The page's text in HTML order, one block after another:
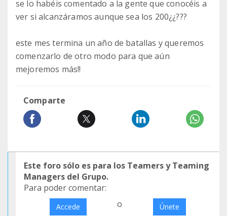
se lo habéis comentado a la gente que conocéis a
ver si alcanzáramos aunque sea los 200¿¿???
este mes termina un año de batallas y queremos
comenzarlo de otro modo para que aún
mejoremos más!!
Comparte
Este foro sólo es para los Teamers y Teaming
Managers del Grupo.
Para poder comentar:
Accede o Únete